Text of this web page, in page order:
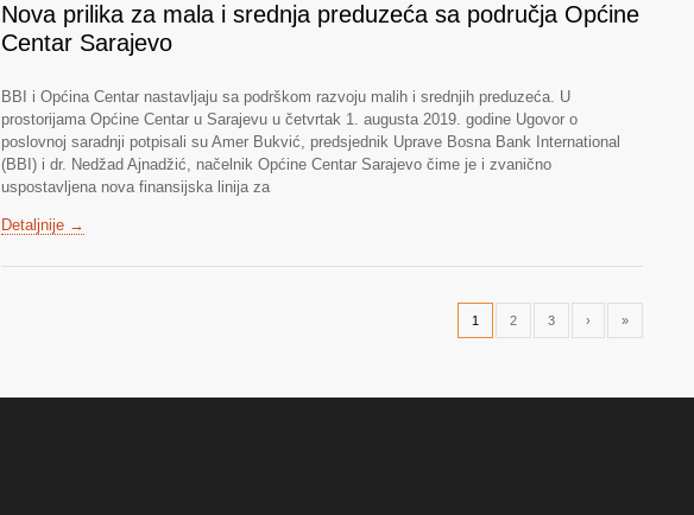
Nova prilika za mala i srednja preduzeća sa područja Općine
Centar Sarajevo
BBI i Općina Centar nastavljaju sa podrškom razvoju malih i srednjih preduzeća. U
prostorijama Općine Centar u Sarajevu u četvrtak 1. augusta 2019. godine Ugovor o
poslovnoj saradnji potpisali su Amer Bukvić, predsjednik Uprave Bosna Bank International
(BBI) i dr. Nedžad Ajnadžić, načelnik Općine Centar Sarajevo čime je i zvanično
uspostavljena nova finansijska linija za
Detaljnije →
1 2 3 › »